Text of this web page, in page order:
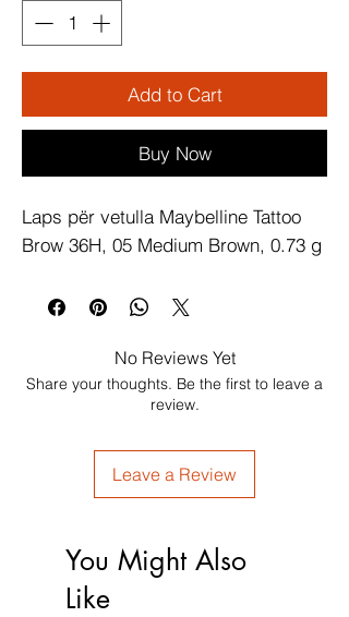
Add to Cart
Buy Now
Laps për vetulla Maybelline Tattoo
Brow 36H, 05 Medium Brown, 0.73 g
No Reviews Yet
Share your thoughts. Be the first to leave a
review.
Leave a Review
You Might Also
Like